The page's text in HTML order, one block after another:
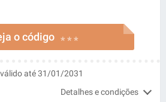
o código * * *
até 31/01/2031
Detalhes e condições